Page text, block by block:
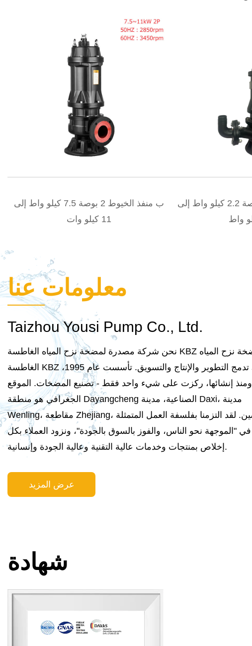
ب منفذ الخيوط 2 بوصة 7.5 كيلو واط إلى
11 كيلو وات
ب منفذ الخيوط 2 بوصة 2.2 كيلو واط إلى
معلومات عنا
Taizhou Yousi Pump Co., Ltd.
نحن شركة مصدرة لمضخة نزح المياه الغاطسة KBZ ومضخة نزح المياه
الغاطسة KBZ التي تدمج التطوير والإنتاج والتسويق. تأسست عام 1995،
ومنذ إنشائها، ركزت على شيء واحد فقط - تصنيع المضخات. الموقع
الجغرافي هو منطقة Dayangcheng الصناعية، مدينة Daxi، مدينة
Wenling، مقاطعة Zhejiang، الصين. لقد التزمنا بفلسفة العمل المتمثلة
في "الموجهة نحو الناس، والفوز بالسوق بالجودة"، ونزود العملاء بكل
إخلاص بمنتجات وخدمات عالية التقنية وعالية الجودة وإنسانية.
عرض المزيد
شهادة